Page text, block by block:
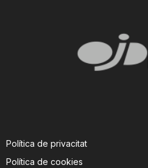
Política de privacitat
Política de cookies